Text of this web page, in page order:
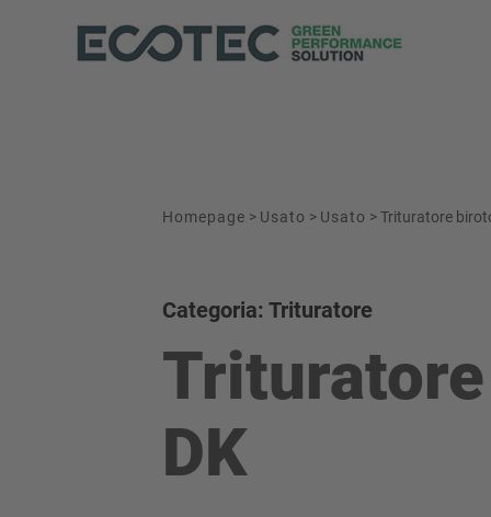
Homepage > Usato > Usato >Trituratore
Categoria: Trituratore
DK